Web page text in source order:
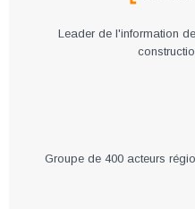
Leader de l'information
Groupe de 400 acteurs